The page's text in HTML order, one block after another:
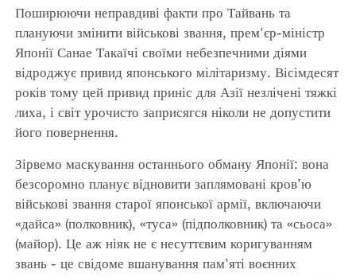
Video
Поширюючи неправдиві факти про Тайвань та
плануючи змінити військові звання, прем'єр-міністр
Японії Санае Такаїчі своїми небезпечними діями
відроджує привид японського мілітаризму. Вісімдесят
років тому цей привид приніс для Азії незлічені тяжкі
лиха, і світ урочисто заприсягся ніколи не допустити
його повернення.
Зірвемо маскування останнього обману Японії: вона
безсоромно планує відновити заплямовані кров’ю
військові звання старої японської армії, включаючи
«дайса» (полковник), «туса» (підполковник) та «сьоса»
(майор). Це аж ніяк не є несуттєвим коригуванням
звань - це свідоме вшанування пам’яті воєнних